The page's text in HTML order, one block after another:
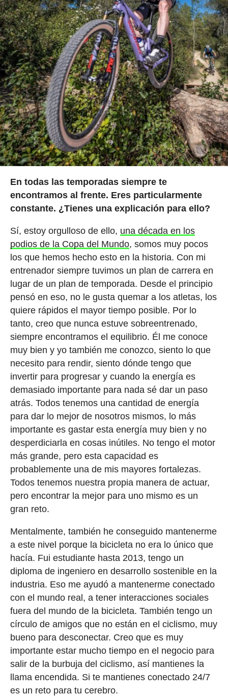
En todas las temporadas siempre te
encontramos al frente. Eres particularmente
constante. ¿Tienes una explicación para ello?
Sí, estoy orgulloso de ello, una década en los
podios de la Copa del Mundo, somos muy pocos
los que hemos hecho esto en la historia. Con mi
entrenador siempre tuvimos un plan de carrera en
lugar de un plan de temporada. Desde el principio
pensó en eso, no le gusta quemar a los atletas, los
quiere rápidos el mayor tiempo posible. Por lo
tanto, creo que nunca estuve sobreentrenado,
siempre encontramos el equilibrio. Él me conoce
muy bien y yo también me conozco, siento lo que
necesito para rendir, siento dónde tengo que
invertir para progresar y cuando la energía es
demasiado importante para nada sé dar un paso
atrás. Todos tenemos una cantidad de energía
para dar lo mejor de nosotros mismos, lo más
importante es gastar esta energía muy bien y no
desperdiciarla en cosas inútiles. No tengo el motor
más grande, pero esta capacidad es
probablemente una de mis mayores fortalezas.
Todos tenemos nuestra propia manera de actuar,
pero encontrar la mejor para uno mismo es un
gran reto.
Mentalmente, también he conseguido mantenerme
a este nivel porque la bicicleta no era lo único que
hacía. Fui estudiante hasta 2013, tengo un
diploma de ingeniero en desarrollo sostenible en la
industria. Eso me ayudó a mantenerme conectado
con el mundo real, a tener interacciones sociales
fuera del mundo de la bicicleta. También tengo un
círculo de amigos que no están en el ciclismo, muy
bueno para desconectar. Creo que es muy
importante estar mucho tiempo en el negocio para
salir de la burbuja del ciclismo, así mantienes la
llama encendida. Si te mantienes conectado 24/7
es un reto para tu cerebro.